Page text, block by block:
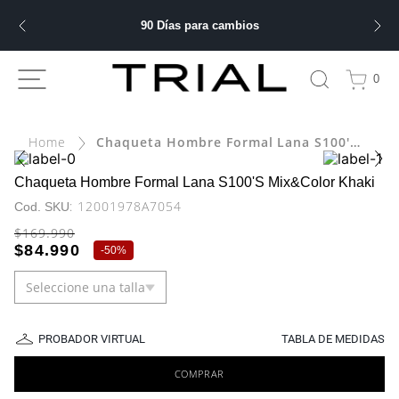
90 Días para cambios
0
Chaqueta Hombre Formal Lana S100'S Mix&Color Khaki
Chaqueta Hombre Formal Lana S100'S Mix&Color Khaki
: 12001978A7054
$169.990
$84.990 -50%
Seleccione una talla
PROBADOR VIRTUAL TABLA DE MEDIDAS
COMPRAR
BUSCADOS